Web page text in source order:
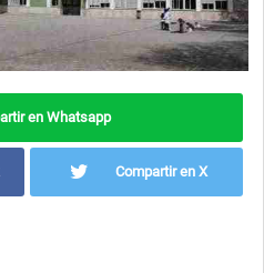
en Whatsapp
Compartir en X